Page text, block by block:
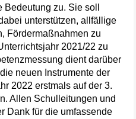
Bedeutung zu. Sie soll
unterstützen, allfällige
Fördermaßnahmen zu
2021/22 zu
dient darüber
neuen Instrumente der
2022 erstmals auf der 3.
Allen Schulleitungen und
Dank für die umfassende